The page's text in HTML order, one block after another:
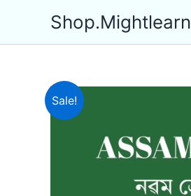
content
Shop.Mightlearn
Sale!